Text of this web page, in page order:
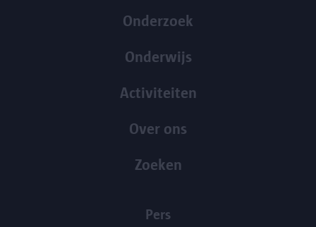
Onderzoek
Onderwijs
Activiteiten
Over ons
Zoeken
Pers